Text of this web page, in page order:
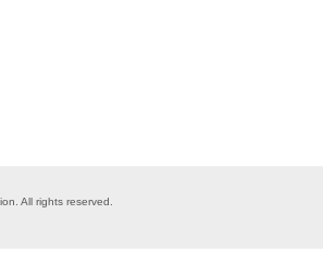
All rights reserved.